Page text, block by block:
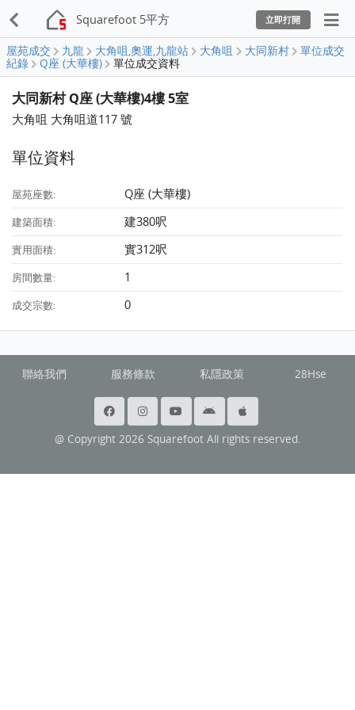
Squarefoot 5平方 立即打開
屋苑成交 九龍 大角咀,奧運,九龍站 大角咀 大同新村
單位成交
紀錄
Q座 (大華樓) 單位成交資料
大同新村 Q座 (大華樓)4樓 5室
大角咀 大角咀道117 號
單位資料
屋苑座數: Q座 (大華樓)
建築面積: 建380呎
實用面積: 實312呎
房間數量: 1
成交宗數: 0
聯絡我們 服務條款 私隱政策 28Hse
@ Copyright 2026 Squarefoot All rights reserved.